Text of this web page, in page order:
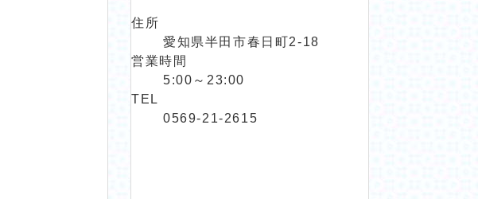
住所
愛知県半田市春日町2-18
営業時間
5:00～23:00
TEL
0569-21-2615